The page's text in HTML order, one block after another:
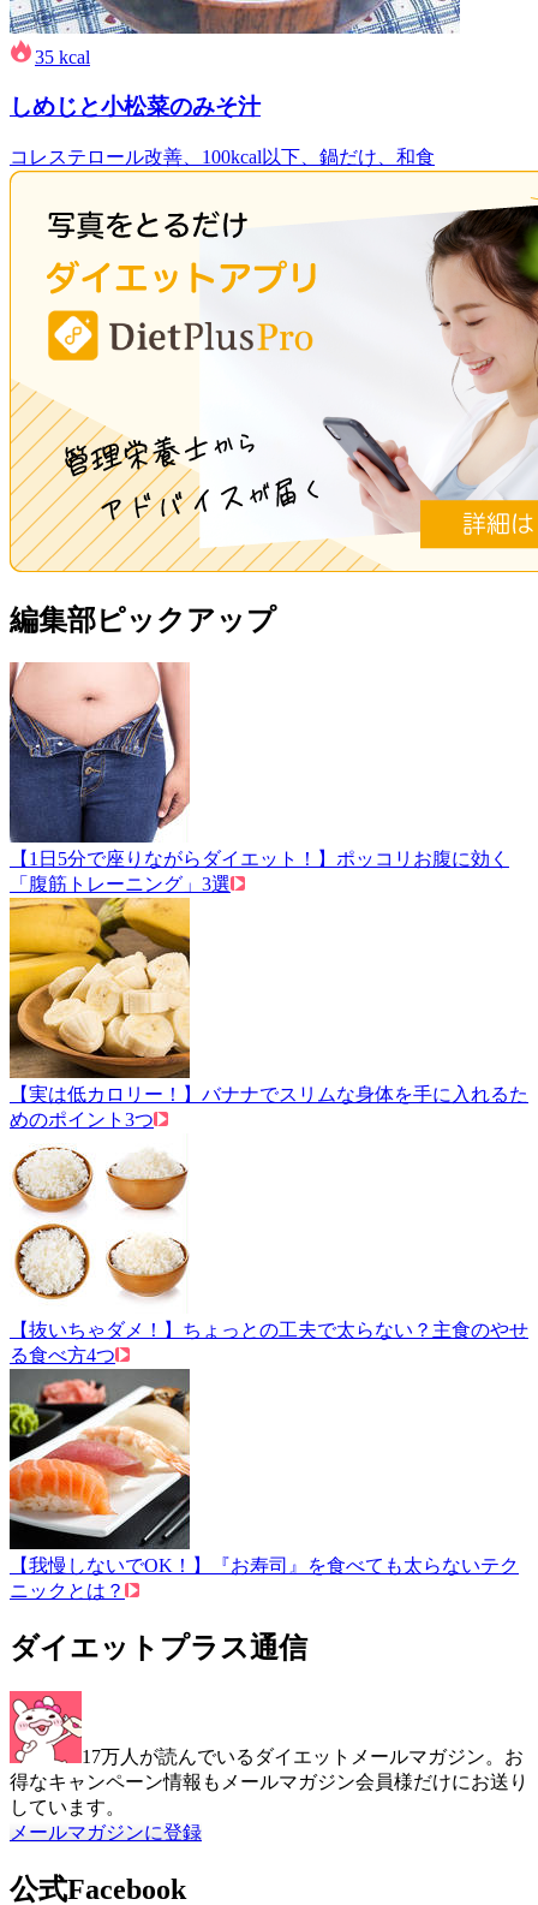
35 kcal
しめじと小松菜のみそ汁
コレステロール改善、100kcal以下、鍋だけ、和食
編集部ピックアップ
【1日5分で座りながらダイエット！】ポッコリお腹に効く
「腹筋トレーニング」3選
【実は低カロリー！】バナナでスリムな身体を手に入れるた
めのポイント3つ
【抜いちゃダメ！】ちょっとの工夫で太らない？主食のやせ
る食べ方4つ
【我慢しないでOK！】『お寿司』を食べても太らないテク
ニックとは？
ダイエットプラス通信
17万人が読んでいるダイエットメールマガジン。お
得なキャンペーン情報もメールマガジン会員様だけにお送り
しています。
メールマガジンに登録
公式Facebook